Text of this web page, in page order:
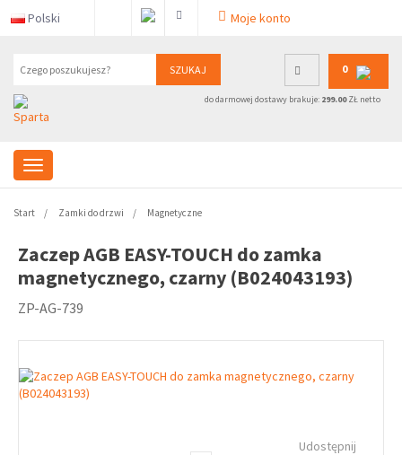
Polski Moje konto
SZUKAJ 0
do darmowej dostawy brakuje: 299.00ZŁ netto
Start Zamki do drzwi Magnetyczne
Zaczep AGB EASY-TOUCH do zamka
magnetycznego, czarny (B024043193)
ZP-AG-739
Udostępnij